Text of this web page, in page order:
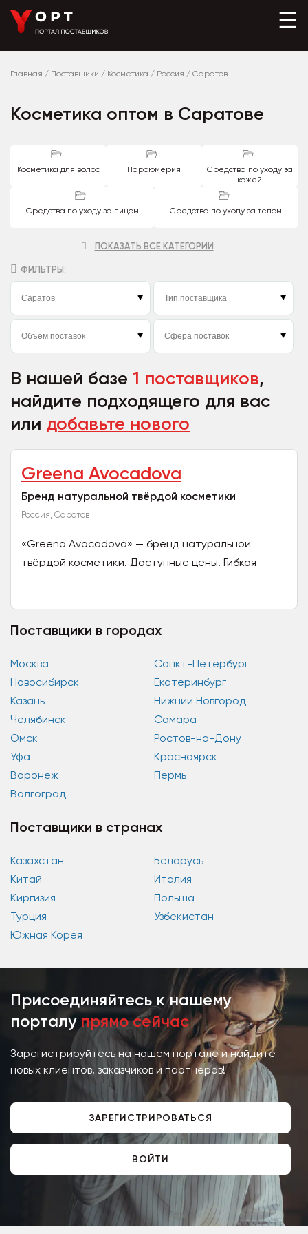
☰
Главная / Поставщики / Косметика / Россия / Саратов
Косметика оптом в Саратове
Косметика для волос Парфюмерия
Средства по уходу за
кожей
Средства по уходу за лицом Средства по уходу за телом
ПОКАЗАТЬ ВСЕ КАТЕГОРИИ
ФИЛЬТРЫ:
В нашей базе 1 поставщиков,
найдите подходящего для вас
или добавьте нового
Greena Avocadova
Бренд натуральной твёрдой косметики
Россия, Саратов
«Greena Avocadova» — бренд натуральной
твёрдой косметики. Доступные цены. Гибкая
Поставщики в городах
Москва
Санкт-Петербург
Новосибирск
Екатеринбург
Казань
Нижний Новгород
Челябинск
Самара
Омск
Ростов-на-Дону
Уфа
Красноярск
Воронеж
Пермь
Волгоград
Поставщики в странах
Казахстан
Беларусь
Китай
Италия
Киргизия
Польша
Турция
Узбекистан
Южная Корея
Присоединяйтесь к нашему
порталу прямо сейчас
Зарегистрируйтесь на нашем портале и найдите
новых клиентов, заказчиков и партнёров!
ЗАРЕГИСТРИРОВАТЬСЯ
ВОЙТИ